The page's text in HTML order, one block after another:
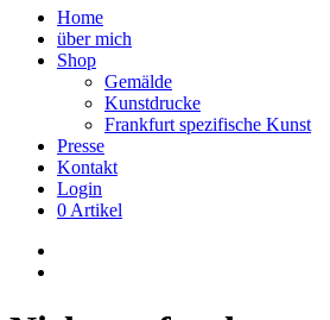
Home
über mich
Shop
Gemälde
Kunstdrucke
Frankfurt spezifische Kunst
Presse
Kontakt
Login
0 Artikel